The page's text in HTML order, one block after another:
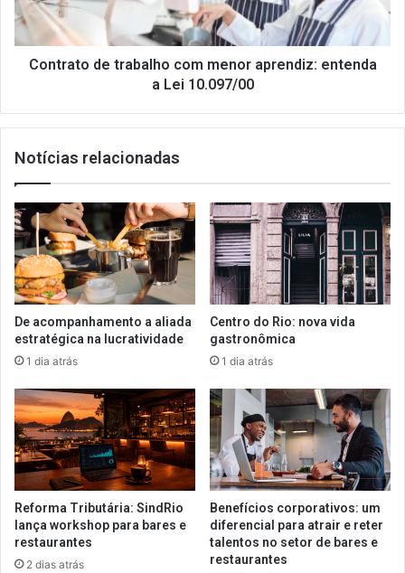
entenda
a
Lei
10.097/00
Contrato de trabalho com menor aprendiz: entenda
a Lei 10.097/00
Notícias relacionadas
De acompanhamento a aliada
estratégica na lucratividade
1 dia atrás
Centro do Rio: nova vida
gastronômica
1 dia atrás
Reforma Tributária: SindRio
lança workshop para bares e
restaurantes
2 dias atrás
Benefícios corporativos: um
diferencial para atrair e reter
talentos no setor de bares e
restaurantes